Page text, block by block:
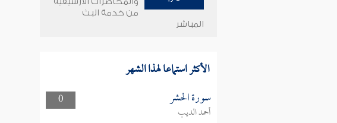
من خدمة البث
المباشر
الأكثر استماعا لهذا الشهر
0 سورة الحشر
أحمد الديب